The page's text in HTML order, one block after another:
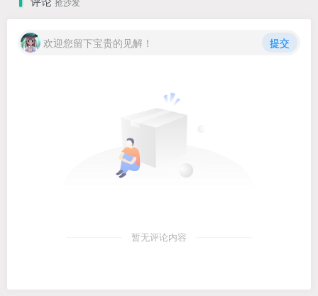
欢迎您留下宝贵的见解！ 提交
暂无评论内容